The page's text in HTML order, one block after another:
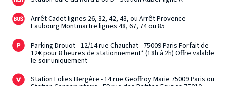
Arrêt Cadet lignes 26, 32, 42, 43, ou Arrêt Provence-
Faubourg Montmartre lignes 48, 67, 74 ou 85
Parking Drouot - 12/14 rue Chauchat - 75009 Paris Forfait de
12€ pour 8 heures de stationnement* (18h à 2h) Offre valable
le soir uniquement
Station Folies Bergère - 14 rue Geoffroy Marie 75009 Paris ou